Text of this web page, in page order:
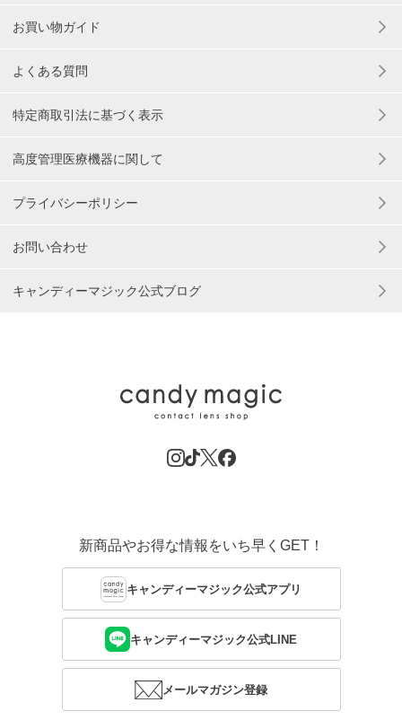
お買い物ガイド
よくある質問
特定商取引法に基づく表示
高度管理医療機器に関して
プライバシーポリシー
お問い合わせ
キャンディーマジック公式ブログ
新商品やお得な情報をいち早くGET！
キャンディーマジック公式アプリ
キャンディーマジック公式LINE
メールマガジン登録